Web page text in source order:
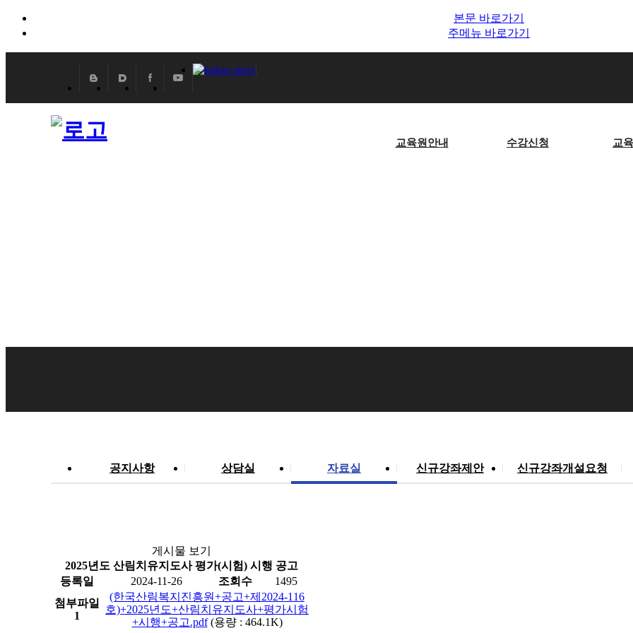
본문 바로가기
주메뉴 바로가기
교육원안내 수강신청 교
공지사항 상담실 자료실 신규강좌제안 신규강좌개설요청
게시물 보기
2025년도 산림치유지도사 평가(시험) 시행 공고
등록일
2024-11-26 조회수
1495
첨부파일
1
(한국산림복지진흥원+공고+제2024-116
호)+2025년도+산림치유지도사+평가시험
+시행+공고.pdf(용량 : 464.1K)